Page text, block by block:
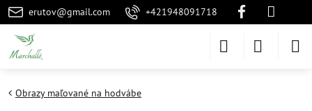
erutov@gmail.com +421948091718
Obrazy maľované na hodvábe